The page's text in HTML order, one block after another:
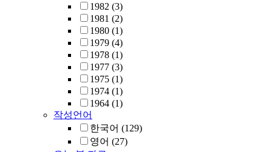
1982 (3)
1981 (2)
1980 (1)
1979 (4)
1978 (1)
1977 (3)
1975 (1)
1974 (1)
1964 (1)
작성언어
한국어 (129)
영어 (27)